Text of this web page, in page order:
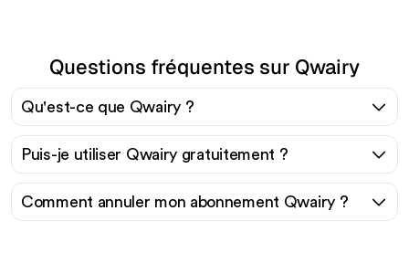
Questions fréquentes sur Qwairy
Qu'est-ce que Qwairy ?
Puis-je utiliser Qwairy gratuitement ?
Comment annuler mon abonnement Qwairy ?